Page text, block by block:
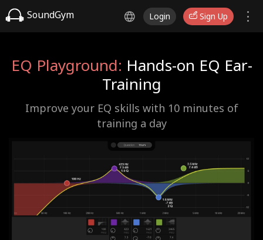
SoundGym Login Sign Up
EQ Playground: Hands-on EQ Ear-
Training
Improve your EQ skills with 10 minutes of
training a day